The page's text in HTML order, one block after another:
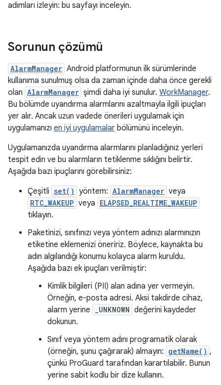
adımları izleyin: bu sayfayı inceleyin.
Sorunun çözümü
AlarmManager Android platformunun ilk sürümlerinde
kullanıma sunulmuş olsa da zaman içinde daha önce gerekli
olan AlarmManager şimdi daha iyi sunulur. WorkManager.
Bu bölümde uyandırma alarmlarını azaltmayla ilgili ipuçları
yer alır. Ancak uzun vadede önerileri uygulamak için
uygulamanızı en iyi uygulamalar bölümünü inceleyin.
Uygulamanızda uyandırma alarmlarını planladığınız yerleri
tespit edin ve bu alarmların tetiklenme sıklığını belirtir.
Aşağıda bazı ipuçlarını görebilirsiniz:
Çeşitli set() yöntem: AlarmManager veya
RTC_WAKEUP veya ELAPSED_REALTIME_WAKEUP
tıklayın.
Paketinizi, sınıfınızı veya yöntem adınızı alarmınızın
etiketine eklemenizi öneririz. Böylece, kaynakta bu
adın algılandığı konumu kolayca alarm kuruldu.
Aşağıda bazı ek ipuçları verilmiştir:
Kimlik bilgileri (PII) alan adına yer vermeyin.
Örneğin, e-posta adresi. Aksi takdirde cihaz,
alarm yerine
_UNKNOWN değerini kaydeder
dokunun.
Sınıf veya yöntem adını programatik olarak
(örneğin, şunu çağırarak) almayın: getName() ,
çünkü ProGuard tarafından karartılabilir. Bunun
yerine sabit kodlu bir dize kullanın.